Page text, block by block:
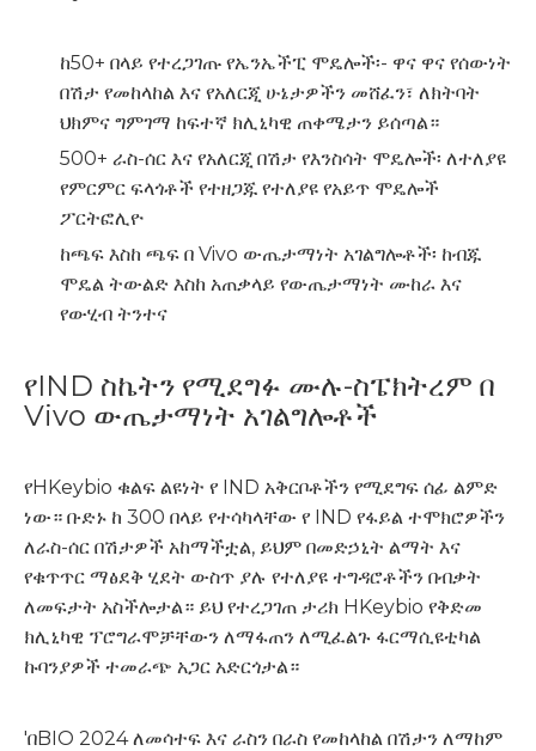
ከ50+ በላይ የተረጋገጡ የኤንኤችፒ ሞዴሎች፡- ዋና ዋና የሰውነት
በሽታ የመከላከል እና የአለርጂ ሁኔታዎችን መሸፈን፣ ለክትባት
ህክምና ግምገማ ከፍተኛ ክሊኒካዊ ጠቀሜታን ይሰጣል።
500+ ራስ-ሰር እና የአለርጂ በሽታ የእንስሳት ሞዴሎች፡ ለተለያዩ
የምርምር ፍላጎቶች የተዘጋጁ የተለያዩ የአይጥ ሞዴሎች
ፖርትፎሊዮ
ከጫፍ እስከ ጫፍ በ Vivo ውጤታማነት አገልግሎቶች፡ ከብጁ
ሞዴል ትውልድ እስከ አጠቃላይ የውጤታማነት ሙከራ እና
የውሂብ ትንተና
የIND ስኬትን የሚደግፉ ሙሉ-ስፔክትረም በ
Vivo ውጤታማነት አገልግሎቶች
የHKeybio ቁልፍ ልዩነት የ IND አቅርቦቶችን የሚደግፍ ሰፊ ልምድ
ነው። ቡድኑ ከ 300 በላይ የተሳካላቸው የ IND የፋይል ተሞክሮዎችን
ለራስ-ሰር በሽታዎች አከማችቷል, ይህም በመድኃኒት ልማት እና
የቁጥጥር ማፅደቅ ሂደት ውስጥ ያሉ የተለያዩ ተግዳሮቶችን በብቃት
ለመፍታት አስችሎታል። ይህ የተረጋገጠ ታሪክ HKeybio የቅድመ
ክሊኒካዊ ፕሮግራሞቻቸውን ለማፋጠን ለሚፈልጉ ፋርማሲዩቲካል
ኩባንያዎች ተመራጭ አጋር አድርጎታል።
'በBIO 2024 ለመሳተፍ እና ራስን በራስ የመከላከል በሽታን ለማከም